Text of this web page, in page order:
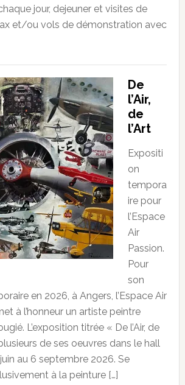
jour, dejeuner et visites de
et/ou vols de démonstration avec
De
l’Air,
de
l’Art
Expositi
on
tempora
ire pour
l’Espace
Air
Passion.
Pour
son
en 2026, à Angers, l’Espace Air
à l’honneur un artiste peintre
L’exposition titrée « De l’Air, de
de ses oeuvres dans le hall
au 6 septembre 2026. Se
à la peinture […]